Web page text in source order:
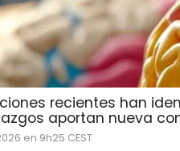
recientes han
aportan nueva
en 9h25 CEST